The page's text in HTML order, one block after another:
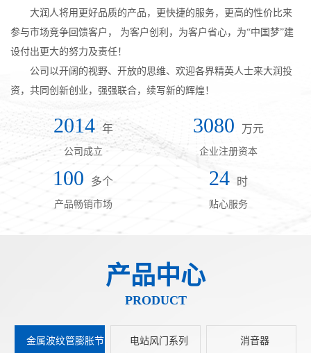
大润人将用更好品质的产品，更快捷的服务，更高的性价比来
参与市场竞争回馈客户， 为客户创利，为客户省心，为“中国梦”建
设付出更大的努力及责任！
公司以开阔的视野、开放的思维、欢迎各界精英人士来大润投
资，共同创新创业，强强联合，续写新的辉煌！
2014 年
公司成立
3080 万元
企业注册资本
100 多个
产品畅销市场
24 时
贴心服务
产品中心
PRODUCT
金属波纹管膨胀节 电站风门系列 消音器